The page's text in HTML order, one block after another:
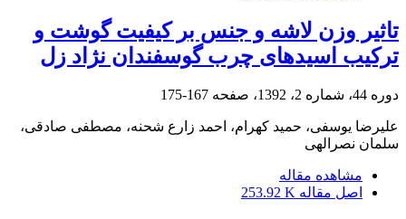
تاثیر وزن لاشه و جنس بر کیفیت گوشت و
ترکیب اسیدهای چرب گوسفندان نژاد زل
دوره 44، شماره 2، 1392، صفحه 167-175
علیرضا یوسفی، حمید کهرام، احمد زارع شحنه، مصطفی صادقی،
سلمان نصرالهی
مشاهده مقاله
اصل مقاله 253.92 K